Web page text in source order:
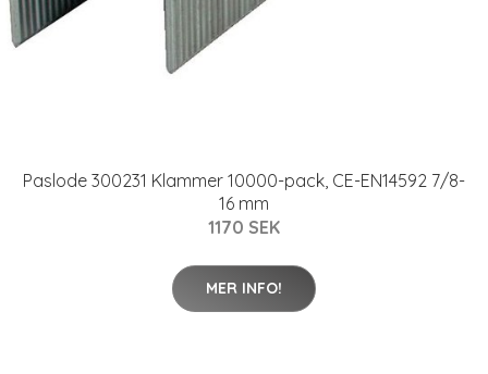
Paslode 300231 Klammer 10000-pack, CE-EN14592 7/8-
16 mm
1170 SEK
MER INFO!